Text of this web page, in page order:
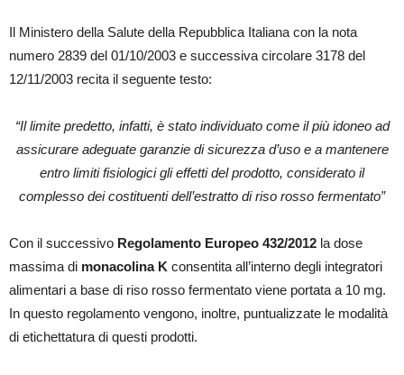
Il Ministero della Salute della Repubblica Italiana con la nota
numero 2839 del 01/10/2003 e successiva circolare 3178 del
12/11/2003 recita il seguente testo:
“Il limite predetto, infatti, è stato individuato come il più idoneo ad
assicurare adeguate garanzie di sicurezza d’uso e a mantenere
entro limiti fisiologici gli effetti del prodotto, considerato il
complesso dei costituenti dell’estratto di riso rosso fermentato”
Con il successivo Regolamento Europeo 432/2012 la dose
massima di monacolina K consentita all’interno degli integratori
alimentari a base di riso rosso fermentato viene portata a 10 mg.
In questo regolamento vengono, inoltre, puntualizzate le modalità
di etichettatura di questi prodotti.